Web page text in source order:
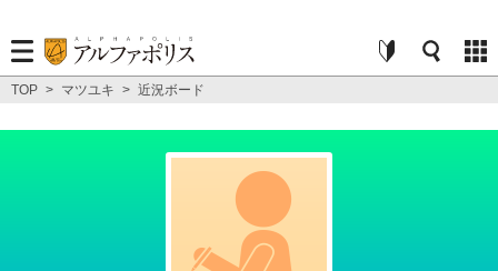
TOP > マツユキ > 近況ボード